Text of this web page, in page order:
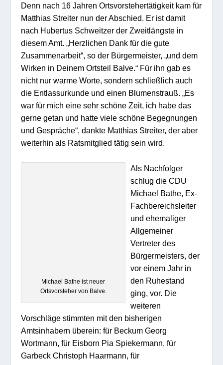
Denn nach 16 Jahren Ortsvorstehertätigkeit kam für
Matthias Streiter nun der Abschied. Er ist damit
nach Hubertus Schweitzer der Zweitlängste in
diesem Amt. „Herzlichen Dank für die gute
Zusammenarbeit“, so der Bürgermeister, „und dem
Wirken in Deinem Ortsteil Balve.“ Für ihn gab es
nicht nur warme Worte, sondern schließlich auch
die Entlassurkunde und einen Blumenstrauß. „Es
war für mich eine sehr schöne Zeit, ich habe das
gerne getan und hatte viele schöne Begegnungen
und Gespräche“, dankte Matthias Streiter, der aber
weiterhin als Ratsmitglied tätig sein wird.
Michael Bathe ist neuer
Ortsvorsteher von Balve.
Als Nachfolger
schlug die CDU
Michael Bathe, Ex-
Fachbereichsleiter
und ehemaliger
Allgemeiner
Vertreter des
Bürgermeisters, der
vor einem Jahr in
den Ruhestand
ging, vor. Die
weiteren
Vorschläge stimmten mit den bisherigen
Amtsinhabern überein: für Beckum Georg
Wortmann, für Eisborn Pia Spiekermann, für
Garbeck Christoph Haarmann, für